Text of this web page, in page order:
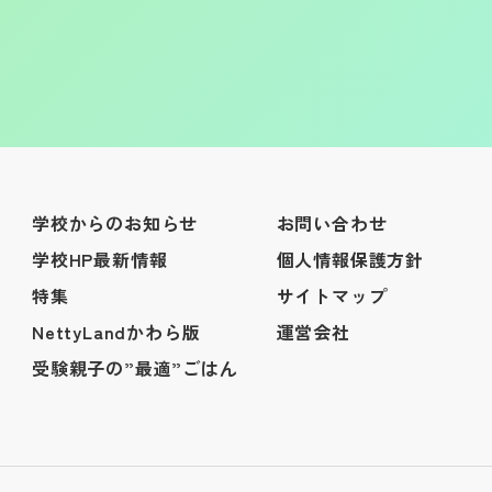
学校からのお知らせ
学校HP最新情報
特集
NettyLandかわら版
受験親子の”最適”ごはん
お問い合わせ
個人情報保護方針
サイトマップ
運営会社